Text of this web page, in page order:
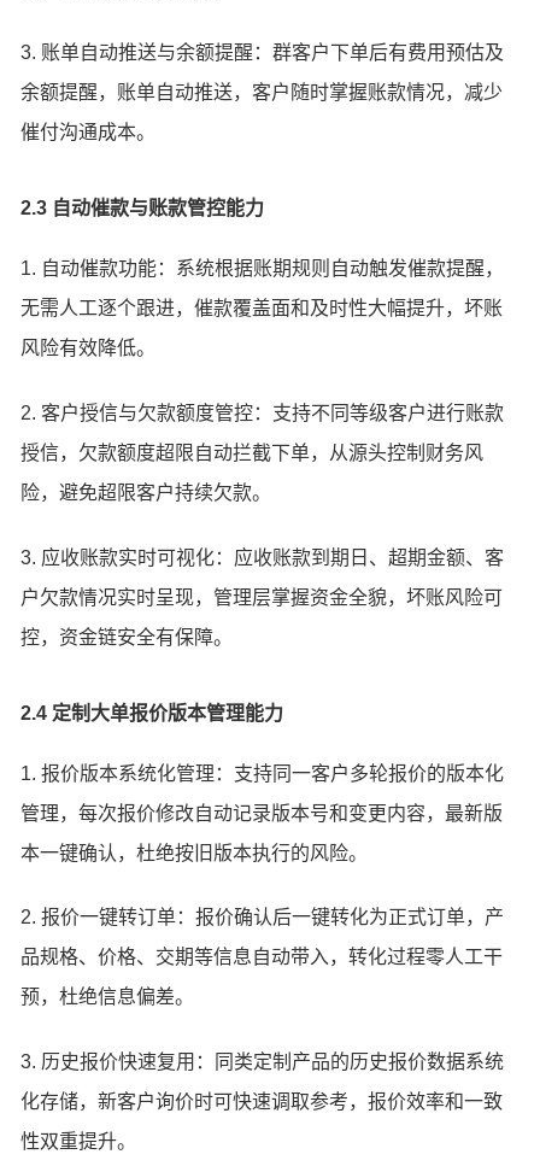
3. 账单自动推送与余额提醒：群客户下单后有费用预估及
余额提醒，账单自动推送，客户随时掌握账款情况，减少
催付沟通成本。
2.3 自动催款与账款管控能力
1. 自动催款功能：系统根据账期规则自动触发催款提醒，
无需人工逐个跟进，催款覆盖面和及时性大幅提升，坏账
风险有效降低。
2. 客户授信与欠款额度管控：支持不同等级客户进行账款
授信，欠款额度超限自动拦截下单，从源头控制财务风
险，避免超限客户持续欠款。
3. 应收账款实时可视化：应收账款到期日、超期金额、客
户欠款情况实时呈现，管理层掌握资金全貌，坏账风险可
控，资金链安全有保障。
2.4 定制大单报价版本管理能力
1. 报价版本系统化管理：支持同一客户多轮报价的版本化
管理，每次报价修改自动记录版本号和变更内容，最新版
本一键确认，杜绝按旧版本执行的风险。
2. 报价一键转订单：报价确认后一键转化为正式订单，产
品规格、价格、交期等信息自动带入，转化过程零人工干
预，杜绝信息偏差。
3. 历史报价快速复用：同类定制产品的历史报价数据系统
化存储，新客户询价时可快速调取参考，报价效率和一致
性双重提升。